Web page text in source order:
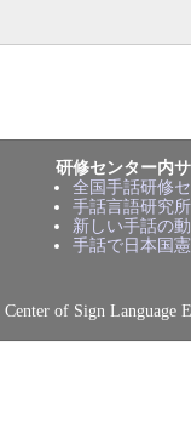
研修センター内
全国手話研修
手話言語研究所
新しい手話の
手話で日本国
of Sign